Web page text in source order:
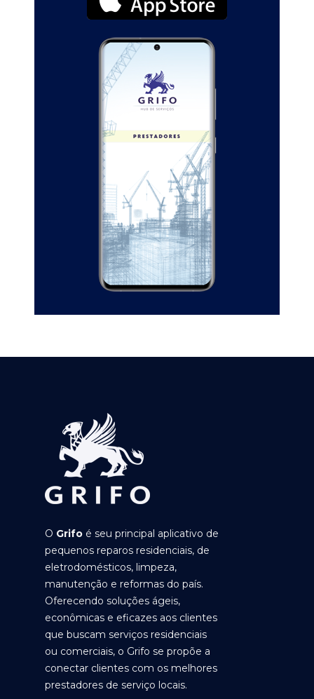
O Grifo é seu principal aplicativo de
pequenos reparos residenciais, de
eletrodomésticos, limpeza,
manutenção e reformas do país.
Oferecendo soluções ágeis,
econômicas e eficazes aos clientes
que buscam serviços residenciais
ou comerciais, o Grifo se propõe a
conectar clientes com os melhores
prestadores de serviço locais.